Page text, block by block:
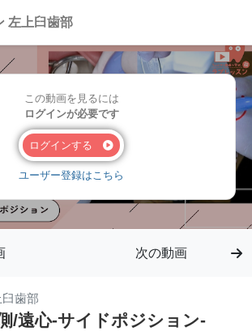
左上臼歯部
この動画を見るには
ログインが必要です
ログインする
ユーザー登録はこちら
次の動画
歯部
/遠心-サイドポジション-